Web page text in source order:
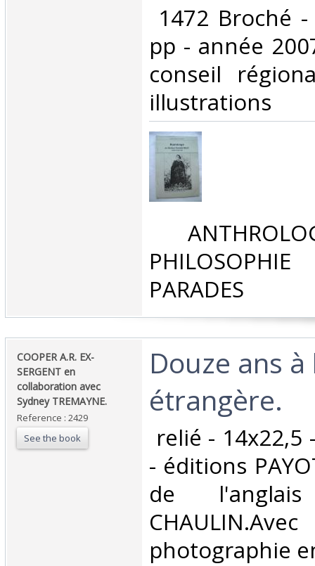
1472 Broché
pp - année
conseil
illustrations ‎
PHILOSOPHIE
PARADES‎
‎COOPER A.R. EX-
SERGENT en
collaboration avec
Sydney TREMAYNE.‎
Reference : 2429
See the book
‎Douze ans
étrangère.‎
relié -
- éditions
de
photographie